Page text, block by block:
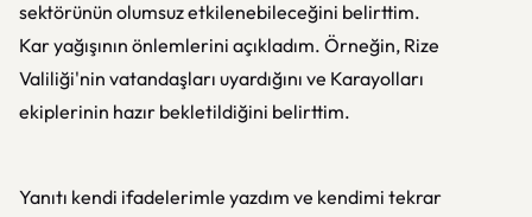
sektörünün olumsuz etkilenebileceğini belirttim.
Kar yağışının önlemlerini açıkladım. Örneğin, Rize
Valiliği'nin vatandaşları uyardığını ve Karayolları
ekiplerinin hazır bekletildiğini belirttim.
Yanıtı kendi ifadelerimle yazdım ve kendimi tekrar